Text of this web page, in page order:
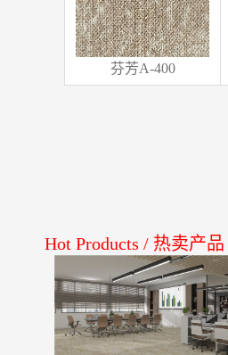
芬芳A-400
Hot Products / 热卖产品